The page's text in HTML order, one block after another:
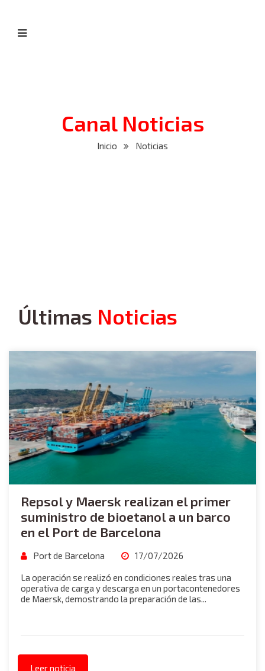
Canal Noticias
Inicio Noticias
Últimas Noticias
Repsol y Maersk realizan el primer
suministro de bioetanol a un barco
en el Port de Barcelona
Port de Barcelona 17/07/2026
La operación se realizó en condiciones reales tras una
operativa de carga y descarga en un portacontenedores
de Maersk, demostrando la preparación de las...
Leer noticia